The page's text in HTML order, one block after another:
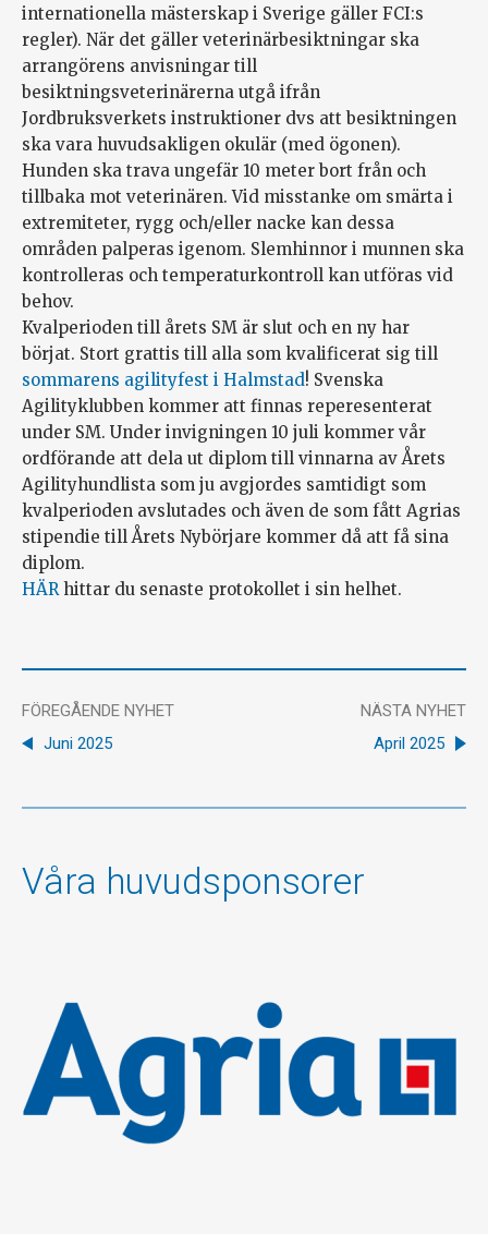
internationella mästerskap i Sverige gäller FCI:s
regler). När det gäller veterinärbesiktningar ska
arrangörens anvisningar till
besiktningsveterinärerna utgå ifrån
Jordbruksverkets instruktioner dvs att besiktningen
ska vara huvudsakligen okulär (med ögonen).
Hunden ska trava ungefär 10 meter bort från och
tillbaka mot veterinären. Vid misstanke om smärta i
extremiteter, rygg och/eller nacke kan dessa
områden palperas igenom. Slemhinnor i munnen ska
kontrolleras och temperaturkontroll kan utföras vid
behov.
Kvalperioden till årets SM är slut och en ny har
börjat. Stort grattis till alla som kvalificerat sig till
sommarens agilityfest i Halmstad! Svenska
Agilityklubben kommer att finnas reperesenterat
under SM. Under invigningen 10 juli kommer vår
ordförande att dela ut diplom till vinnarna av Årets
Agilityhundlista som ju avgjordes samtidigt som
kvalperioden avslutades och även de som fått Agrias
stipendie till Årets Nybörjare kommer då att få sina
diplom.
HÄRhittar du senaste protokollet i sin helhet.
FÖREGÅENDE NYHET
Juni 2025
NÄSTA NYHET
April 2025
Våra huvudsponsorer